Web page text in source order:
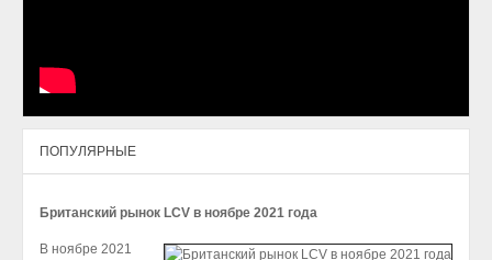
ПОПУЛЯРНЫЕ
Британский рынок LCV в ноябре 2021 года
В ноябре 2021